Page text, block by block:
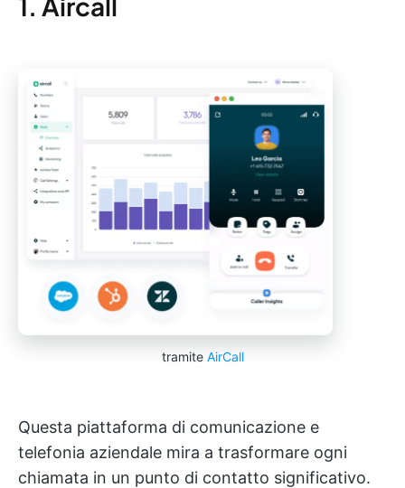
tramite AirCall
Questa piattaforma di comunicazione e
telefonia aziendale mira a trasformare ogni
chiamata in un punto di contatto significativo.